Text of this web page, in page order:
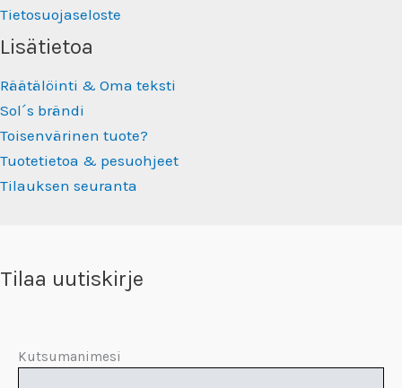
Tietosuojaseloste
Lisätietoa
Räätälöinti & Oma teksti
Sol´s brändi
Toisenvärinen tuote?
Tuotetietoa & pesuohjeet
Tilauksen seuranta
Tilaa uutiskirje
Kutsumanimesi